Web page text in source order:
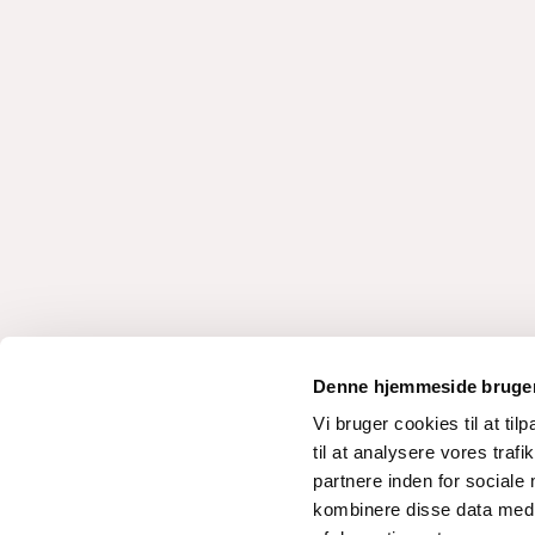
Denne hjemmeside
Vi bruger cookies til at
til at analysere vores
partnere inden for sociale
kombinere disse data